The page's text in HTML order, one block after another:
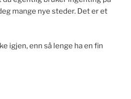
mange nye steder. Det er et
igjen, enn så lenge ha en fin